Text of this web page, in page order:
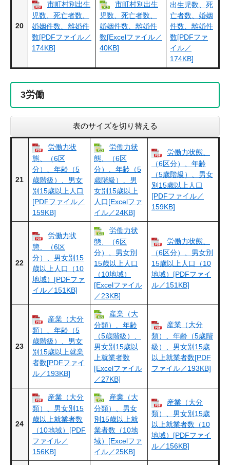
20
市町村別出生
児数、死亡者数、
婚姻件数、離婚件
数[PDFファイル／
174KB]
市町村別出生
児数、死亡者数、
婚姻件数、離婚件
数[Excelファイル／
40KB]
出生児数、死
亡者数、婚姻
件数、離婚件
数[PDFファ
イル／
174KB]
3労働
表のサイズを切り替える
21
労働力状
態、（6区
分）、年齢（5
歳階級）、男女
別15歳以上人口
[PDFファイル／
159KB]
労働力状
態、（6区
分）、年齢（5
歳階級）、男
女別15歳以上
人口[Excelファ
イル／24KB]
労働力状態、
（6区分）、年齢
（5歳階級）、男女
別15歳以上人口
[PDFファイル／
159KB]
22
労働力状
態、（6区
分）、男女別15
歳以上人口（10
地域）[PDFファ
イル／151KB]
労働力状
態、（6区
分）、男女別
15歳以上人口
（10地域）
[Excelファイル
／23KB]
労働力状態、
（6区分）、男女別
15歳以上人口（10
地域）[PDFファイ
ル／151KB]
23
産業（大分
類）、年齢（5
歳階級）、男女
別15歳以上就業
者数[PDFファイ
ル／193KB]
産業（大
分類）、年齢
（5歳階級）、
男女別15歳以
上就業者数
[Excelファイル
／27KB]
産業（大分
類）、年齢（5歳階
級）、男女別15歳
以上就業者数[PDF
ファイル／193KB]
24
産業（大分
類）、男女別15
歳以上就業者数
（10地域）[PDF
ファイル／
156KB]
産業（大
分類）、男女
別15歳以上就
業者数（10地
域）[Excelファ
イル／25KB]
産業（大分
類）、男女別15歳
以上就業者数（10
地域）[PDFファイ
ル／156KB]